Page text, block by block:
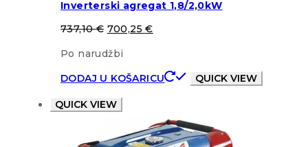
Inverterski agregat 1,8/2,0kW
737,10€ 700,25€
Po narudžbi
DODAJ U KOŠARICU
QUICK VIEW
QUICK VIEW